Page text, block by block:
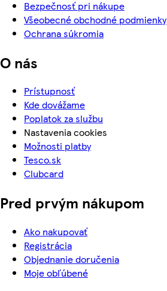
Bezpečnosť pri nákupe
Všeobecné obchodné podmienky
Ochrana súkromia
O nás
Prístupnosť
Kde dovážame
Poplatok za službu
Nastavenia cookies
Možnosti platby
Tesco.sk
Clubcard
Pred prvým nákupom
Ako nakupovať
Registrácia
Objednanie doručenia
Moje obľúbené